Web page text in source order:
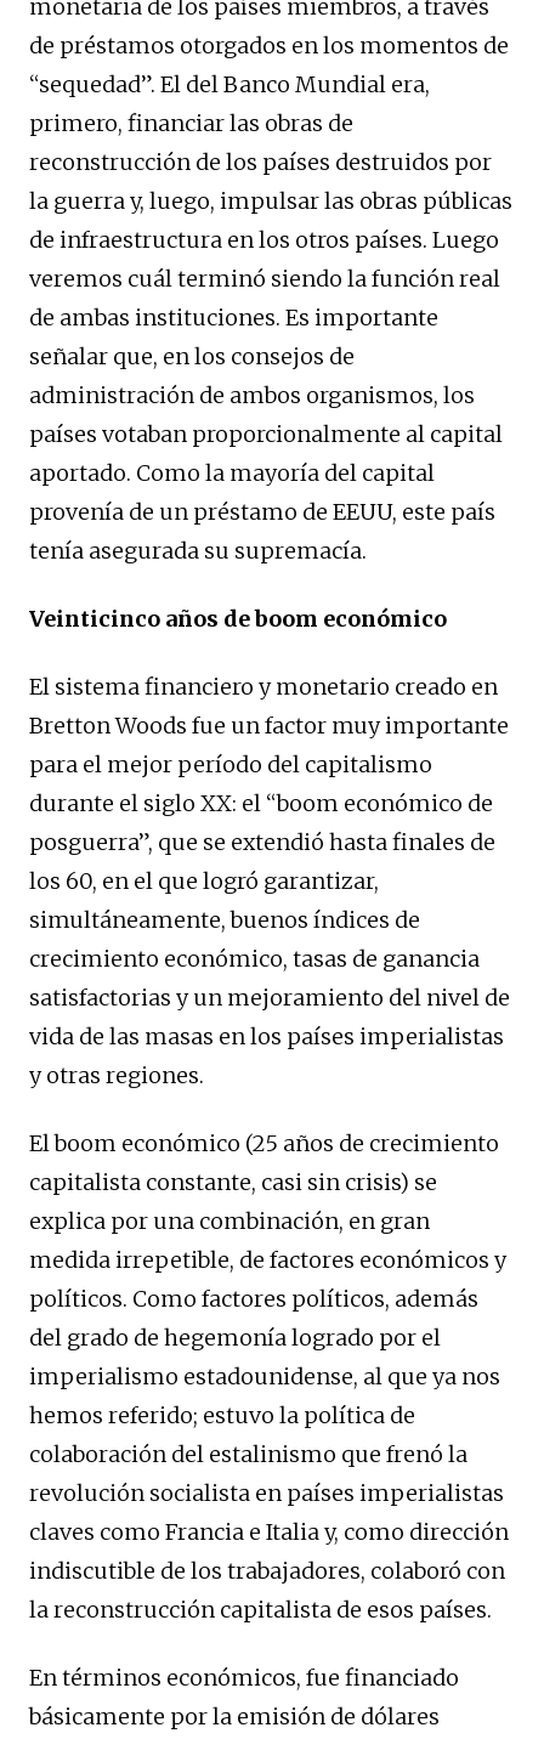
monetaria de los países miembros, a través
de préstamos otorgados en los momentos de
“sequedad”. El del Banco Mundial era,
primero, financiar las obras de
reconstrucción de los países destruidos por
la guerra y, luego, impulsar las obras públicas
de infraestructura en los otros países. Luego
veremos cuál terminó siendo la función real
de ambas instituciones. Es importante
señalar que, en los consejos de
administración de ambos organismos, los
países votaban proporcionalmente al capital
aportado. Como la mayoría del capital
provenía de un préstamo de EEUU, este país
tenía asegurada su supremacía.
Veinticinco años de boom económico
El sistema financiero y monetario creado en
Bretton Woods fue un factor muy importante
para el mejor período del capitalismo
durante el siglo XX: el “boom económico de
posguerra”, que se extendió hasta finales de
los 60, en el que logró garantizar,
simultáneamente, buenos índices de
crecimiento económico, tasas de ganancia
satisfactorias y un mejoramiento del nivel de
vida de las masas en los países imperialistas
y otras regiones.
El boom económico (25 años de crecimiento
capitalista constante, casi sin crisis) se
explica por una combinación, en gran
medida irrepetible, de factores económicos y
políticos. Como factores políticos, además
del grado de hegemonía logrado por el
imperialismo estadounidense, al que ya nos
hemos referido; estuvo la política de
colaboración del estalinismo que frenó la
revolución socialista en países imperialistas
claves como Francia e Italia y, como dirección
indiscutible de los trabajadores, colaboró con
la reconstrucción capitalista de esos países.
En términos económicos, fue financiado
básicamente por la emisión de dólares